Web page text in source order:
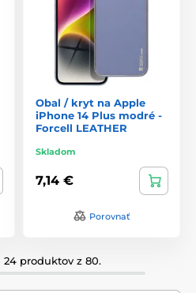
Obal / kryt na Apple
iPhone 14 Plus modré -
Forcell LEATHER
Skladom
7,14 €
Porovnať
24 produktov z 80.